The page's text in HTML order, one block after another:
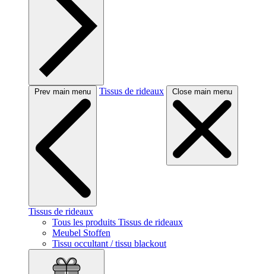
Prev main menu Tissus de rideaux Close main menu
Tissus de rideaux
Tous les produits Tissus de rideaux
Meubel Stoffen
Tissu occultant / tissu blackout